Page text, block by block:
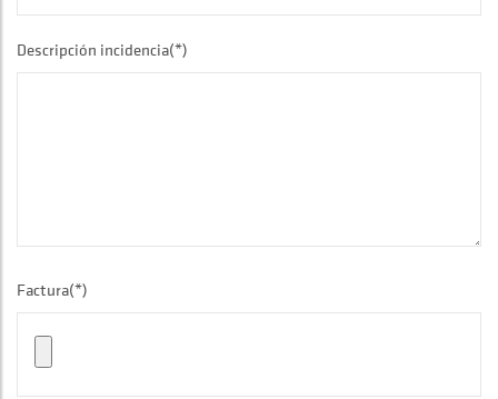
Descripción incidencia(*)
Factura(*)